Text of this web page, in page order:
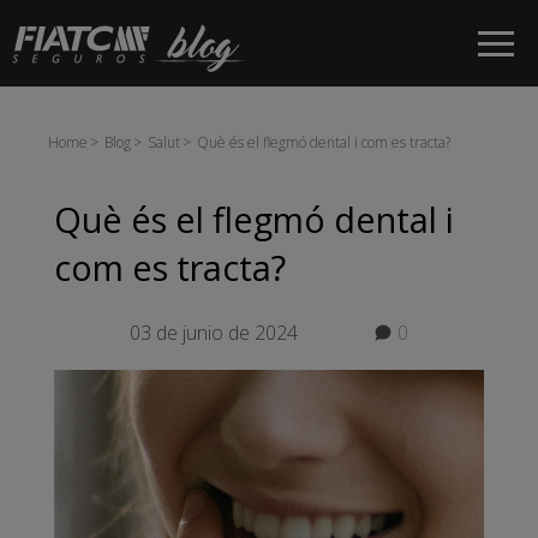
Salta al contingut principal
Home Blog Salut Què és el flegmó dental i com es tracta?
Què és el flegmó dental i
com es tracta?
03 de junio de 2024 0